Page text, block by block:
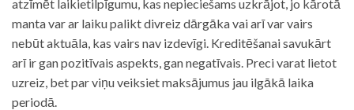
atzīmēt laikietilpīgumu, kas nepieciešams uzkrājot, jo kārotā
manta var ar laiku palikt divreiz dārgāka vai arī var vairs
nebūt aktuāla, kas vairs nav izdevīgi. Kreditēšanai savukārt
arī ir gan pozitīvais aspekts, gan negatīvais. Preci varat lietot
uzreiz, bet par viņu veiksiet maksājumus jau ilgākā laika
periodā.